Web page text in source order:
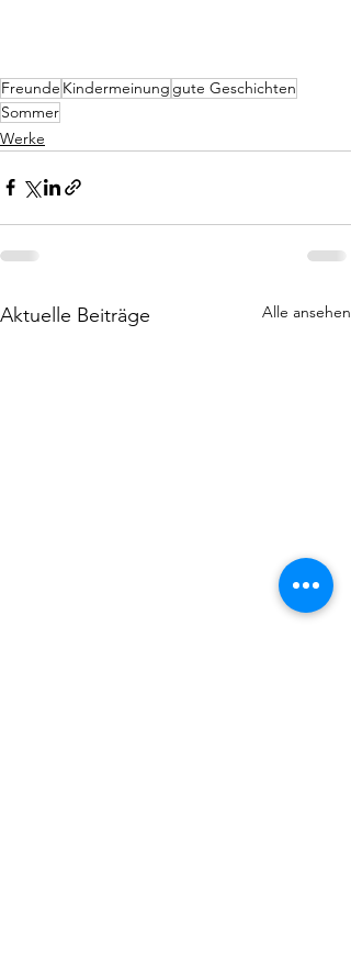
Freunde Kindermeinung gute Geschichten
Sommer
Werke
Aktuelle Beiträge Alle ansehen